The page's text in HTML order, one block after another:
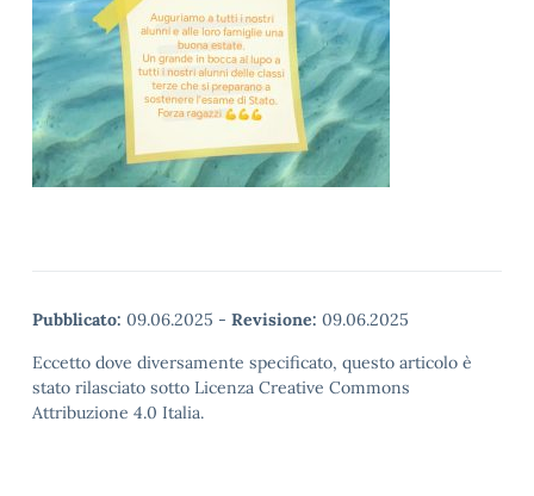
Pubblicato: 09.06.2025 - Revisione: 09.06.2025
Eccetto dove diversamente specificato, questo articolo è
stato rilasciato sotto Licenza Creative Commons
Attribuzione 4.0 Italia.